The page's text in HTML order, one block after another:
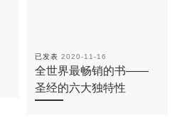
已发表 2020-11-16
全世界最畅销的书——
圣经的六大独特性